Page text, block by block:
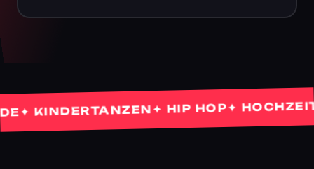
KINDERTANZEN✦ HIP HOP✦